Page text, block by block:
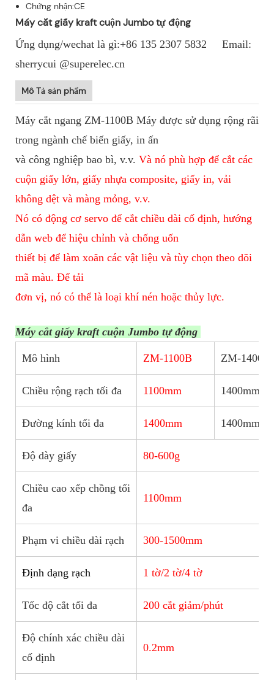
Chứng nhận:CE
Máy cắt giấy kraft cuộn Jumbo tự động
Ứng dụng/wechat là gì:+86 135 2307 5832 Email:
sherrycui @superelec.cn
Mô Tả sản phẩm
Máy cắt ngang ZM-1100B Máy được sử dụng rộng rãi
trong ngành chế biến giấy, in ấn
và công nghiệp bao bì, v.v. Và nó phù hợp để cắt các
cuộn giấy lớn, giấy nhựa composite, giấy in, vải
không dệt và màng mỏng, v.v.
Nó có động cơ servo để cắt chiều dài cố định, hướng
dẫn web để hiệu chỉnh và chống uốn
thiết bị để làm xoăn các vật liệu và tùy chọn theo dõi
mã màu. Để tải
đơn vị, nó có thể là loại khí nén hoặc thủy lực.
Máy cắt giấy kraft cuộn Jumbo tự động
Mô hình ZM-1100B ZM-1400B
Chiều rộng rạch tối đa 1100mm 1400mm
Đường kính tối đa 1400mm 1400mm
Độ dày giấy 80-600g
Chiều cao xếp chồng tối
đa
1100mm
Phạm vi chiều dài rạch 300-1500mm
Định dạng rạch 1 tờ/2 tờ/4 tờ
Tốc độ cắt tối đa 200 cắt giảm/phút
Độ chính xác chiều dài
cố định
0.2mm